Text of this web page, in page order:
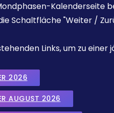
Kalenderseite
Schaltfläche "Weiter /
Links, um zu
2026
AUGUST 2026